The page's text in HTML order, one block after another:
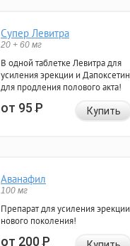
Супер Левитра
20 + 60 мг
В одной таблетке Левитра для
усиления эрекции и Дапоксетин
для продления полового акта!
от 95Р Купить
Аванафил
100 мг
Препарат для усиления эрекции
нового поколения!
от 200Р